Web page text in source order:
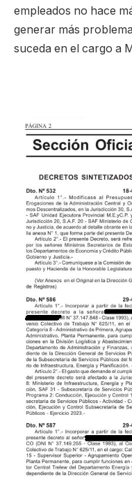
empleados no hace
generar más
suceda en el cargo a